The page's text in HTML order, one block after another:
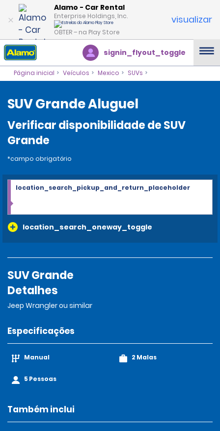
Alamo - Car Rental
Enterprise Holdings, Inc.
OBTER – na Play Store
visualizar
signin_flyout_toggle
Página inicial Veículos Mexico SUVs
SUV Grande Aluguel
Verificar disponibilidade de SUV
Grande
*campo obrigatório
location_search_oneway_toggle
location_search_pickup_and_return_placeholder
SUV Grande
Detalhes
Jeep Wrangler ou similar
Especificações
Manual
5 Pessoas
2 Malas
Também inclui